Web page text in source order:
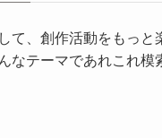
て、創作活動をもっと
なテーマであれこれ模